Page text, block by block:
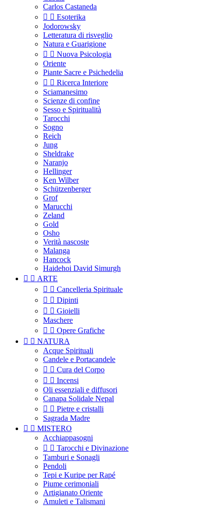
Carlos Castaneda
  Esoterika
Jodorowsky
Letteratura di risveglio
Natura e Guarigione
  Nuova Psicologia
Oriente
Piante Sacre e Psichedelia
  Ricerca Interiore
Sciamanesimo
Scienze di confine
Sesso e Spiritualità
Tarocchi
Sogno
Reich
Jung
Sheldrake
Naranjo
Hellinger
Ken Wilber
Schützenberger
Grof
Marucchi
Zeland
Gold
Osho
Verità nascoste
Malanga
Hancock
Haidehoi David Simurgh
  ARTE
  Cancelleria Spirituale
  Dipinti
  Gioielli
Maschere
  Opere Grafiche
  NATURA
Acque Spirituali
Candele e Portacandele
  Cura del Corpo
  Incensi
Oli essenziali e diffusori
Canapa Solidale Nepal
  Pietre e cristalli
Sagrada Madre
  MISTERO
Acchiappasogni
  Tarocchi e Divinazione
Tamburi e Sonagli
Pendoli
Tepi e Kuripe per Rapé
Piume cerimoniali
Artigianato Oriente
Amuleti e Talismani